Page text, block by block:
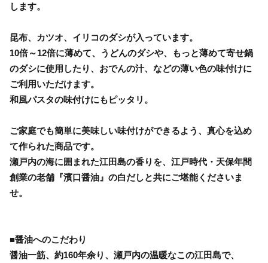
します。
昆布、カツオ、イリコのダシが入っています。
10倍～12倍に薄めて、うどんのダシや、もっと薄めて寄せ鍋
のダシに使用したり、おでんの汁、などの薄い色の味付けに
ご利用いただけます。
和風パスタの味付けにもピッタリ。
ご家庭でも簡単に美味しい味付けができるよう、真心を込め
て作られた商品です。
瀬戸内の海に囲まれた江田島の香りを、江戸時代・天保年間
創業の老舗『濱口醤油』の白だしと共にご堪能くださいま
せ。
■醤油へのこだわり
醤油一筋、約160年余り、瀬戸内の温暖なこの江田島で、